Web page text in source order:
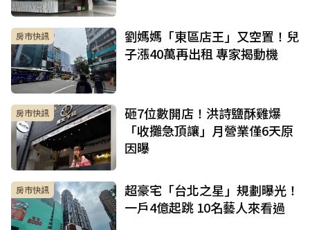
房市快訊
劉媽媽「東區店王」又空置！兒
子漲40萬再出租 專家揭動機
房市快訊
砸7位數開店！洪詩鹽酥雞爆
「收攤急頂讓」月營業僅6天原
因曝
房市快訊
超豪宅「台北之星」規劃曝光！
一戶4億起跳 10名藝人來看過